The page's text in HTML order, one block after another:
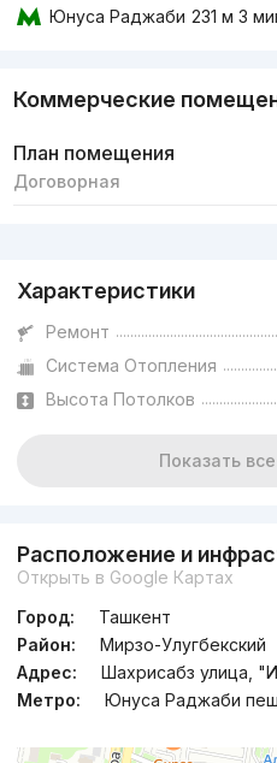
Юнуса Раджаби 231 м 3
Коммерческие
План помещения
Договорная
Характеристики
Ремонт
Система Отопления
Высота Потолков
Показать
Расположение и
Открыть в Google Картах
Город:
Ташкент
Район:
Мирзо-Улугбекский
Адрес:
Шахрисабз улица,
Метро:
Юнуса Раджаби